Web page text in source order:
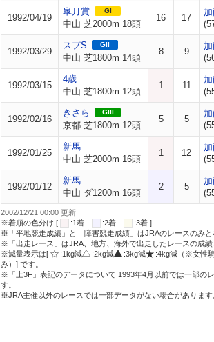
1992/04/19
皐月賞 GI
中山 芝2000m 18頭
16 17
1992/03/29
スプS GII
中山 芝1800m 14頭
8 9
1992/03/15
4歳
中山 芝1800m 12頭
1 11
1992/02/16
きさら GIII
京都 芝1800m 12頭
5 5
1992/01/25
新馬
中山 芝2000m 16頭
1 12
1992/01/12
新馬
中山 ダ1200m 16頭
2 5
2002/12/21 00:00 更新
※着順の色分け [
:1着 :2着
:3着 ]
※「平地競走成績」と「障害競走成績」はJRAのレースのみと
※「出走レース」はJRA、地方、海外で出走したレースの成績
※減量表示は[
:1kg減 :2kg減 :3kg減 :4kg減（※女性騎
み）] です。
※「上3F」表記のデータについて 1993年4月以前では一部の
す。
※JRA主催以外のレースでは一部データがない場合があります